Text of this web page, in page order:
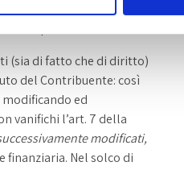
aspetti di criticità.
(sia di fatto che di diritto)
del Contribuente: così
ed
vanifichi l’art. 7 della
modificati,
finanziaria. Nel solco di